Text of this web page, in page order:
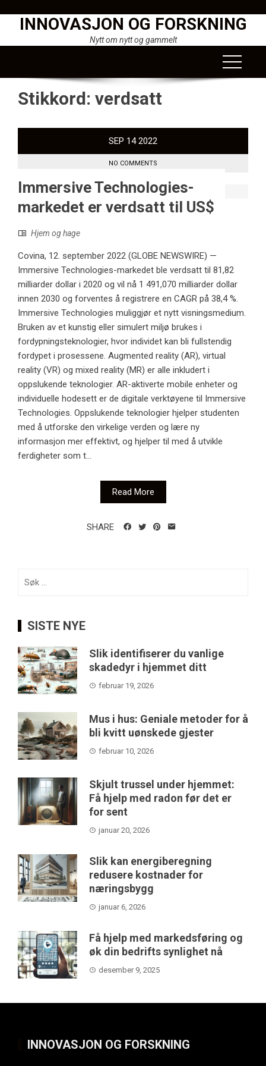
INNOVASJON OG FORSKNING
Nytt om nytt og gammelt
Stikkord: verdsatt
SEP 14 2022
NO COMMENTS
Immersive Technologies-
markedet er verdsatt til US$
Hjem og hage
Covina, 12. september 2022 (GLOBE NEWSWIRE) —
Immersive Technologies-markedet ble verdsatt til 81,82
milliarder dollar i 2020 og vil nå 1 491,070 milliarder dollar
innen 2030 og forventes å registrere en CAGR på 38,4 %.
Immersive Technologies muliggjør et nytt visningsmedium.
Bruken av et kunstig eller simulert miljø brukes i
fordypningsteknologier, hvor individet kan bli fullstendig
fordypet i prosessene. Augmented reality (AR), virtual
reality (VR) og mixed reality (MR) er alle inkludert i
oppslukende teknologier. AR-aktiverte mobile enheter og
individuelle hodesett er de digitale verktøyene til Immersive
Technologies. Oppslukende teknologier hjelper studenten
med å utforske den virkelige verden og lære ny
informasjon mer effektivt, og hjelper til med å utvikle
ferdigheter som t...
Read More
SHARE
SISTE NYE
Slik identifiserer du vanlige
skadedyr i hjemmet ditt
februar 19, 2026
Mus i hus: Geniale metoder for å
bli kvitt uønskede gjester
februar 10, 2026
Skjult trussel under hjemmet:
Få hjelp med radon før det er
for sent
januar 20, 2026
Slik kan energiberegning
redusere kostnader for
næringsbygg
januar 6, 2026
Få hjelp med markedsføring og
øk din bedrifts synlighet nå
desember 9, 2025
INNOVASJON OG FORSKNING